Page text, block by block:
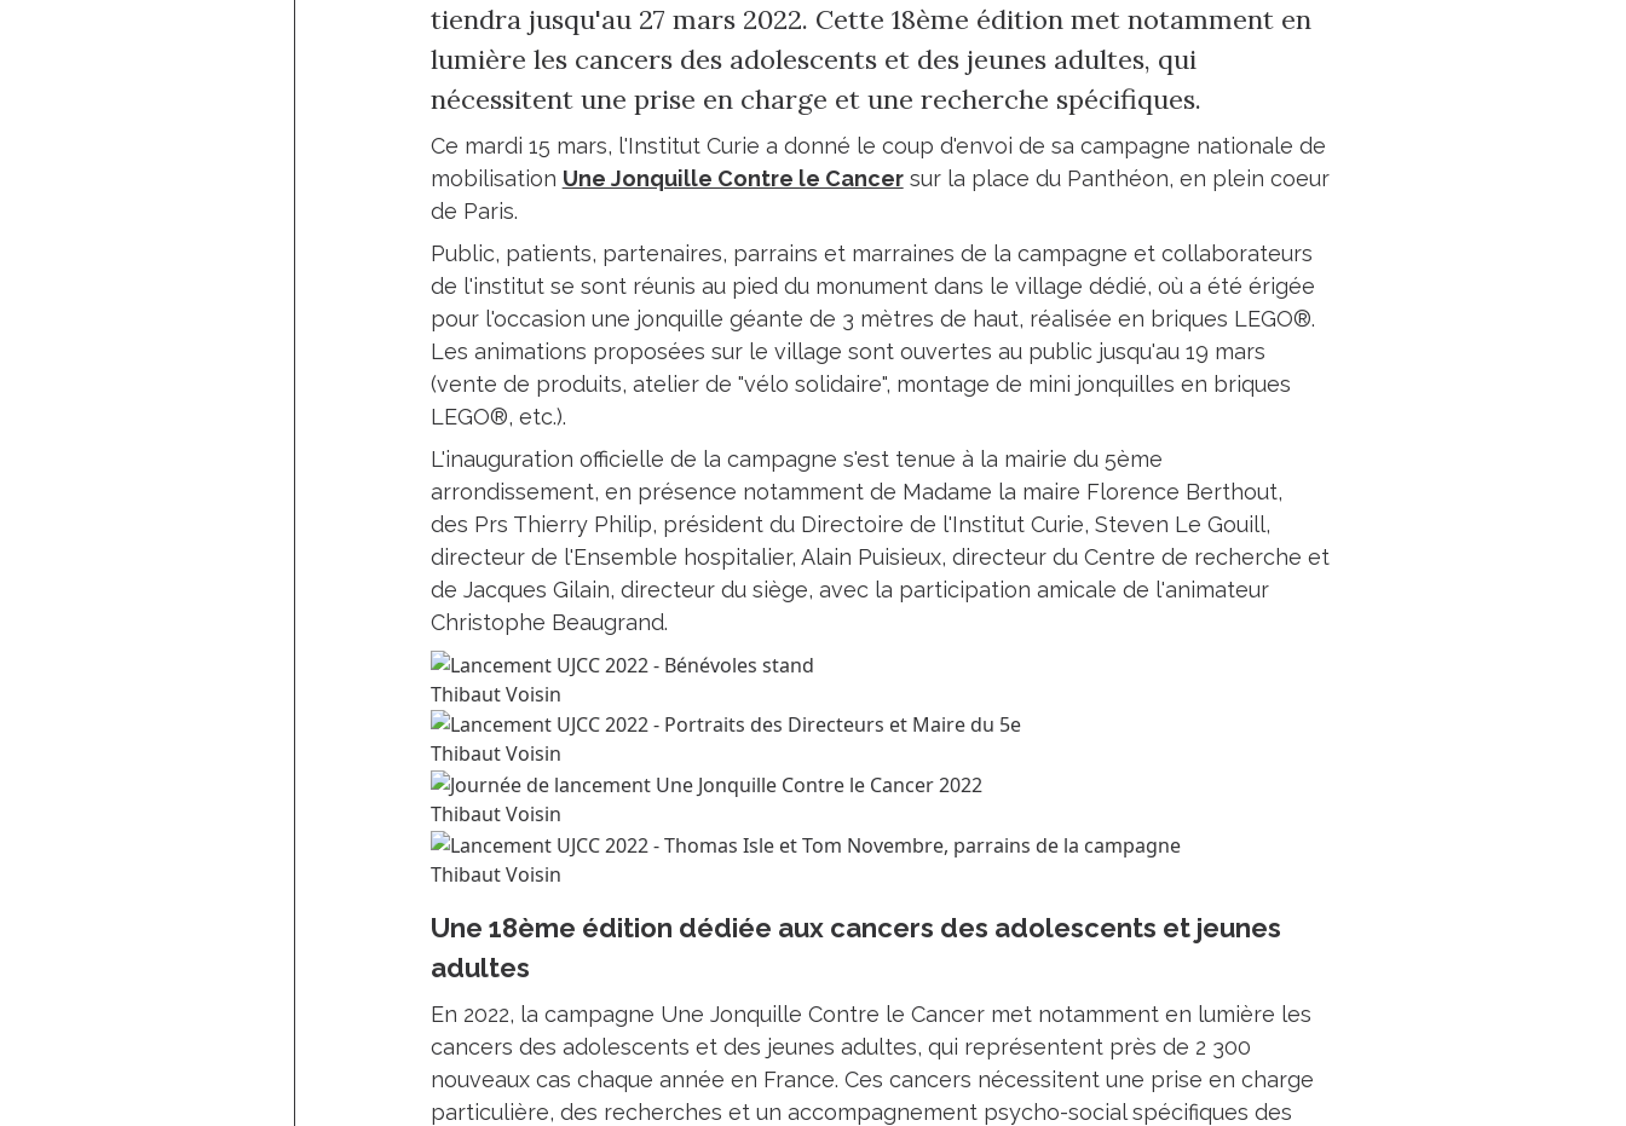
tiendra jusqu'au 27 mars 2022. Cette 18ème édition met notamment en
lumière les cancers des adolescents et des jeunes adultes, qui
nécessitent une prise en charge et une recherche spécifiques.
Ce mardi 15 mars, l'Institut Curie a donné le coup d'envoi de sa campagne nationale de
mobilisation Une Jonquille Contre le Cancersur la place du Panthéon, en plein coeur
de Paris.
Public, patients, partenaires, parrains et marraines de la campagne et collaborateurs
de l'institut se sont réunis au pied du monument dans le village dédié, où a été érigée
pour l'occasion une jonquille géante de 3 mètres de haut, réalisée en briques LEGO®.
Les animations proposées sur le village sont ouvertes au public jusqu'au 19 mars
(vente de produits, atelier de "vélo solidaire", montage de mini jonquilles en briques
LEGO®, etc.).
L'inauguration officielle de la campagne s'est tenue à la mairie du 5ème
arrondissement, en présence notamment de Madame la maire Florence Berthout,
des Prs Thierry Philip, président du Directoire de l'Institut Curie, Steven Le Gouill,
directeur de l'Ensemble hospitalier, Alain Puisieux, directeur du Centre de recherche et
de Jacques Gilain, directeur du siège, avec la participation amicale de l'animateur
Christophe Beaugrand.
Thibaut Voisin
Thibaut Voisin
Thibaut Voisin
Thibaut Voisin
Une 18ème édition dédiée aux cancers des adolescents et jeunes
adultes
En 2022, la campagne Une Jonquille Contre le Cancer met notamment en lumière les
cancers des adolescents et des jeunes adultes, qui représentent près de 2 300
nouveaux cas chaque année en France. Ces cancers nécessitent une prise en charge
particulière, des recherches et un accompagnement psycho-social spécifiques des